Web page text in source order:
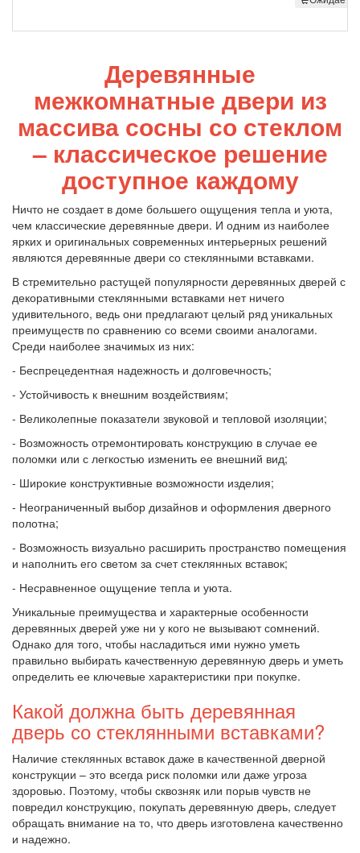
Деревянные
межкомнатные двери из
массива сосны со стеклом
– классическое решение
доступное каждому
Ничто не создает в доме большего ощущения тепла и уюта,
чем классические деревянные двери. И одним из наиболее
ярких и оригинальных современных интерьерных решений
являются деревянные двери со стеклянными вставками.
В стремительно растущей популярности деревянных дверей с
декоративными стеклянными вставками нет ничего
удивительного, ведь они предлагают целый ряд уникальных
преимуществ по сравнению со всеми своими аналогами.
Среди наиболее значимых из них:
- Беспрецедентная надежность и долговечность;
- Устойчивость к внешним воздействиям;
- Великолепные показатели звуковой и тепловой изоляции;
- Возможность отремонтировать конструкцию в случае ее
поломки или с легкостью изменить ее внешний вид;
- Широкие конструктивные возможности изделия;
- Неограниченный выбор дизайнов и оформления дверного
полотна;
- Возможность визуально расширить пространство помещения
и наполнить его светом за счет стеклянных вставок;
- Несравненное ощущение тепла и уюта.
Уникальные преимущества и характерные особенности
деревянных дверей уже ни у кого не вызывают сомнений.
Однако для того, чтобы насладиться ими нужно уметь
правильно выбирать качественную деревянную дверь и уметь
определить ее ключевые характеристики при покупке.
Какой должна быть деревянная
дверь со стеклянными вставками?
Наличие стеклянных вставок даже в качественной дверной
конструкции – это всегда риск поломки или даже угроза
здоровью. Поэтому, чтобы сквозняк или порыв чувств не
повредил конструкцию, покупать деревянную дверь, следует
обращать внимание на то, что дверь изготовлена качественно
и надежно.